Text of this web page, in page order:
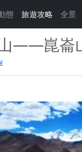
態 旅遊攻略 全景
——崑崙